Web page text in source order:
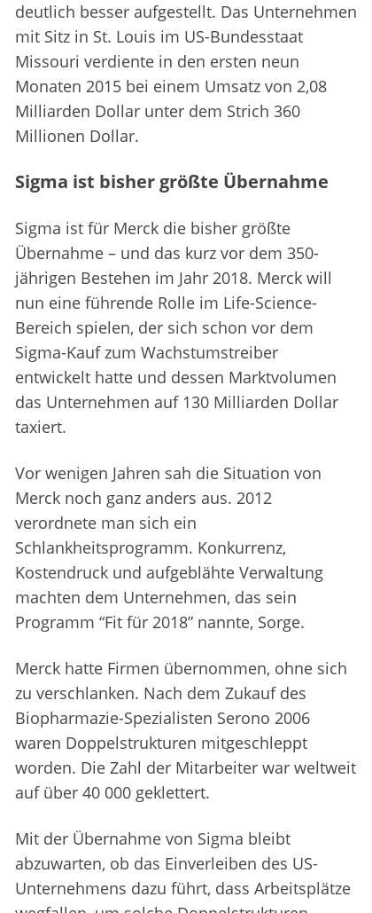
deutlich besser aufgestellt. Das Unternehmen
mit Sitz in St. Louis im US-Bundesstaat
Missouri verdiente in den ersten neun
Monaten 2015 bei einem Umsatz von 2,08
Milliarden Dollar unter dem Strich 360
Millionen Dollar.
Sigma ist bisher größte Übernahme
Sigma ist für Merck die bisher größte
Übernahme – und das kurz vor dem 350-
jährigen Bestehen im Jahr 2018. Merck will
nun eine führende Rolle im Life-Science-
Bereich spielen, der sich schon vor dem
Sigma-Kauf zum Wachstumstreiber
entwickelt hatte und dessen Marktvolumen
das Unternehmen auf 130 Milliarden Dollar
taxiert.
Vor wenigen Jahren sah die Situation von
Merck noch ganz anders aus. 2012
verordnete man sich ein
Schlankheitsprogramm. Konkurrenz,
Kostendruck und aufgeblähte Verwaltung
machten dem Unternehmen, das sein
Programm “Fit für 2018” nannte, Sorge.
Merck hatte Firmen übernommen, ohne sich
zu verschlanken. Nach dem Zukauf des
Biopharmazie-Spezialisten Serono 2006
waren Doppelstrukturen mitgeschleppt
worden. Die Zahl der Mitarbeiter war weltweit
auf über 40 000 geklettert.
Mit der Übernahme von Sigma bleibt
abzuwarten, ob das Einverleiben des US-
Unternehmens dazu führt, dass Arbeitsplätze